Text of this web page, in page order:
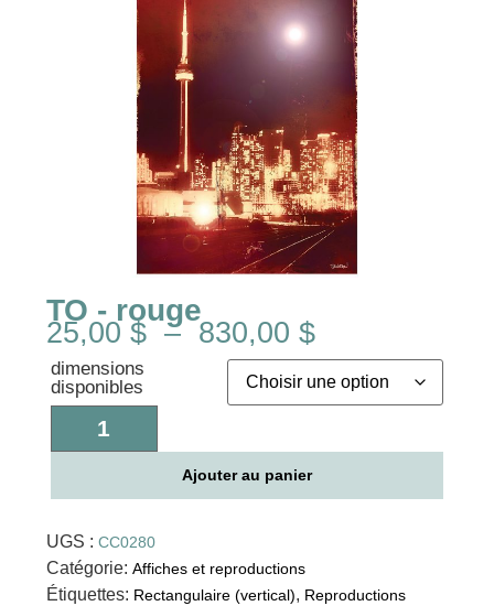
TO - rouge
25,00 $ – 830,00 $
dimensions
disponibles
Ajouter au panier
UGS : CC0280
Catégorie: Affiches et reproductions
Étiquettes: Rectangulaire (vertical), Reproductions